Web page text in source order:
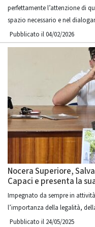
perfettamente l’attenzione di
spazio necessario e nel
Pubblicato il 04/02/2026
Nocera Superiore,
Capaci e presenta la
Impegnato da sempre in
l’importanza della legalità,
Pubblicato il 24/05/2025